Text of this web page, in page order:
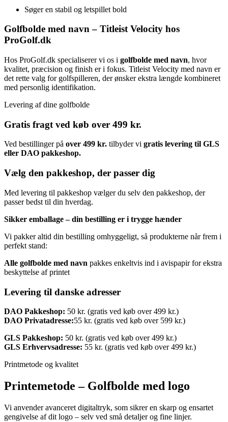
Søger en stabil og letspillet bold
Golfbolde med navn – Titleist Velocity hos
ProGolf.dk
Hos ProGolf.dk specialiserer vi os i golfbolde med navn, hvor
kvalitet, præcision og finish er i fokus. Titleist Velocity med navn er
det rette valg for golfspilleren, der ønsker ekstra længde kombineret
med personlig identifikation.
Levering af dine golfbolde
Gratis fragt ved køb over 499 kr.
Ved bestillinger på over 499 kr. tilbyder vi gratis levering til GLS
eller DAO pakkeshop.
Vælg den pakkeshop, der passer dig
Med levering til pakkeshop vælger du selv den pakkeshop, der
passer bedst til din hverdag.
Sikker emballage – din bestilling er i trygge hænder
Vi pakker altid din bestilling omhyggeligt, så produkterne når frem i
perfekt stand:
Alle golfbolde med navn pakkes enkeltvis ind i avispapir for ekstra
beskyttelse af printet
Levering til danske adresser
DAO Pakkeshop: 50 kr. (gratis ved køb over 499 kr.)
DAO Privatadresse:55 kr. (gratis ved køb over 599 kr.)
GLS Pakkeshop: 50 kr. (gratis ved køb over 499 kr.)
GLS Erhvervsadresse: 55 kr. (gratis ved køb over 499 kr.)
Printmetode og kvalitet
Printemetode – Golfbolde med logo
Vi anvender avanceret digitaltryk, som sikrer en skarp og ensartet
gengivelse af dit logo – selv ved små detaljer og fine linjer.